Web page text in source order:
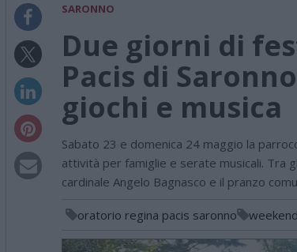
SARONNO
Due giorni di
Pacis di
giochi e musica
Sabato 23 e domenica 24 maggio la
attività per famiglie e serate musicali. Tra
cardinale Angelo Bagnasco e il pranzo
oratorio regina pacis saronno weekend